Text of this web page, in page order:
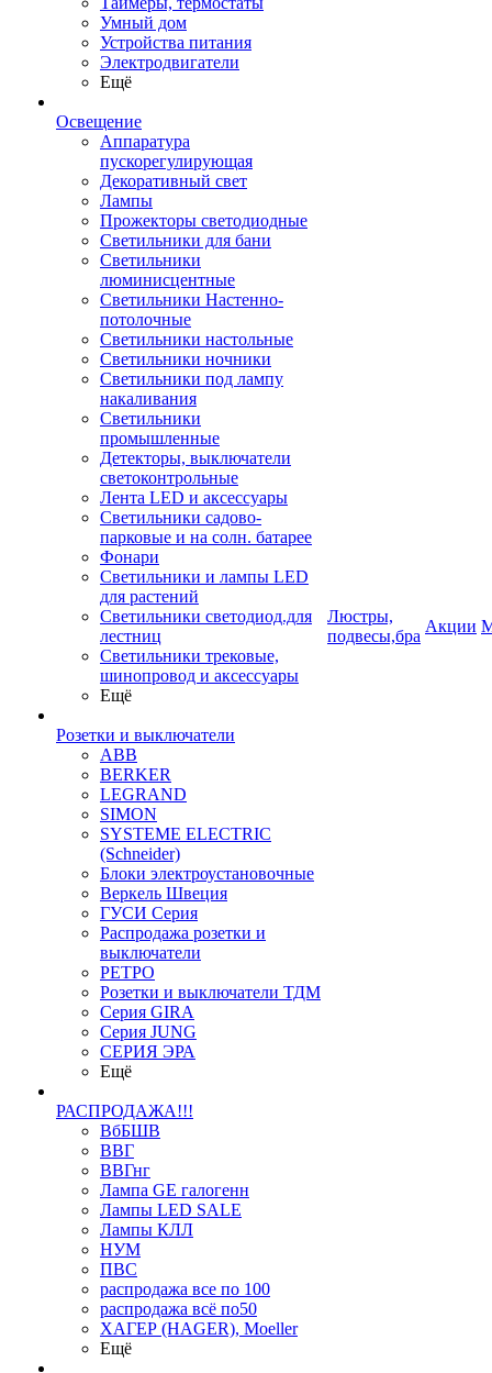
Умный дом
Устройства питания
Электродвигатели
Ещё
Освещение
Аппаратура
пускорегулирующая
Декоративный свет
Лампы
Прожекторы светодиодные
Светильники для бани
Светильники
люминисцентные
Светильники Настенно-
потолочные
Светильники настольные
Светильники ночники
Светильники под лампу
накаливания
Светильники
промышленные
Детекторы, выключатели
светоконтрольные
Лента LED и аксессуары
Светильники садово-
парковые и на солн. батарее
Фонари
Светильники и лампы LED
для растений
Светильники светодиод.для
лестниц
Светильники трековые,
шинопровод и аксессуары
Ещё
Розетки и выключатели
ABB
BERKER
LEGRAND
SIMON
SYSTEME ELECTRIC
(Schneider)
Блоки электроустановочные
Веркель Швеция
ГУСИ Серия
Распродажа розетки и
выключатели
РЕТРО
Розетки и выключатели ТДМ
Серия GIRA
Серия JUNG
СЕРИЯ ЭРА
Ещё
РАСПРОДАЖА!!!
ВбБШВ
ВВГ
ВВГнг
Лампа GE галогенн
Лампы LED SALE
Лампы КЛЛ
НУМ
ПВС
распродажа все по 100
распродажа всё по50
ХАГЕР (HAGER), Moeller
Ещё
Люстры,
подвесы,бра
Акции